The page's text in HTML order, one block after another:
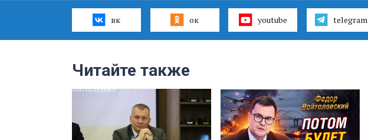
вк ок youtube telegram
Читайте также